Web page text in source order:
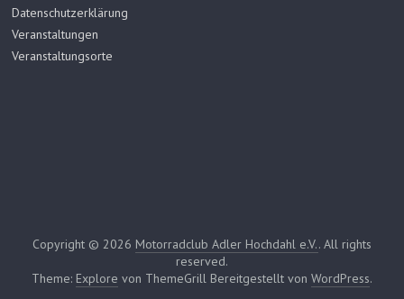
Datenschutzerklärung
Veranstaltungen
Veranstaltungsorte
Copyright © 2026 Motorradclub Adler Hochdahl e.V.. All rights
reserved.
Theme: Explore von ThemeGrill Bereitgestellt von WordPress.